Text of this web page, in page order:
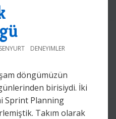
DENEYIMLER
döngümüzün
birisiydi. İki
Sprint Planning
Takım olarak